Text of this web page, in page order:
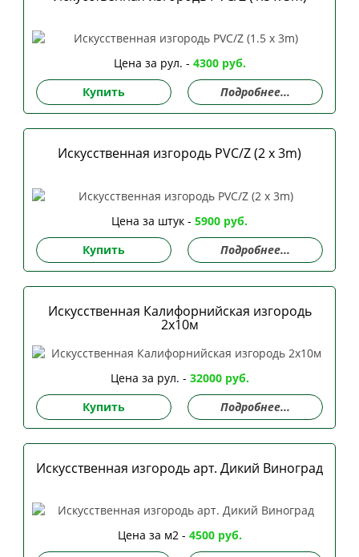
Цена за рул. - 4300 руб.
Купить
Подробнее...
Искусственная изгородь PVC/Z (2 x 3m)
Цена за штук - 5900 руб.
Купить
Подробнее...
Искусственная Калифорнийская изгородь
2х10м
Цена за рул. - 32000 руб.
Купить
Подробнее...
Искусственная изгородь арт. Дикий Виноград
Цена за м2 - 4500 руб.